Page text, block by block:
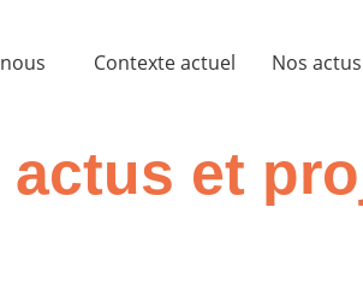
Contexte actuel Nos
actus et